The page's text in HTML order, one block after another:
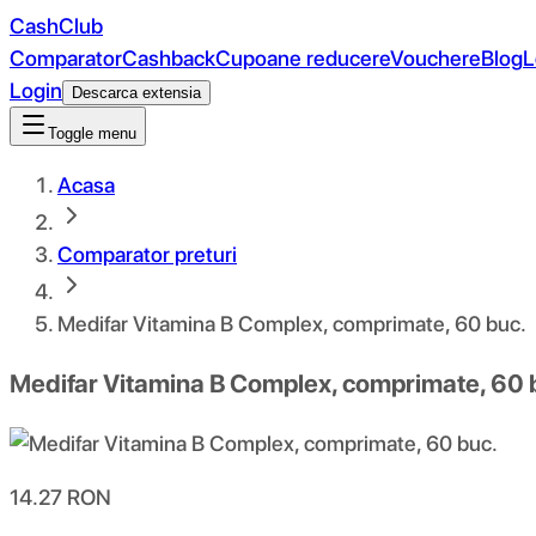
CashClub
ComparatorCashbackCupoane reducereVouchereBlog
Login
Descarca extensia
Toggle menu
Acasa
Comparator preturi
Medifar Vitamina B Complex, comprimate, 60 buc.
Medifar Vitamina B Complex, comprimate, 60
14.27 RON